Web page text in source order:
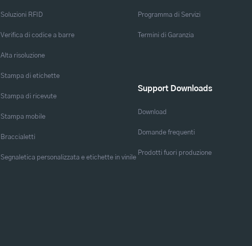
Soluzioni RFID
Verifica di codice a barre
Alta risoluzione
Stampa di etichette
Stampa di ricevute
Stampa mobile
Braccialetti
Segnaletica personalizzata e etichette in vinile
Programma di Servizi
Termini di Garanzia
Support Downloads
Download
Domande frequenti
Prodotti fuori produzione